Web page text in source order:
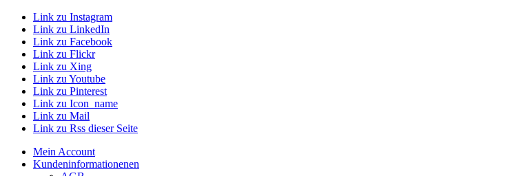
Link zu Instagram
Link zu LinkedIn
Link zu Facebook
Link zu Flickr
Link zu Xing
Link zu Youtube
Link zu Pinterest
Link zu Icon_name
Link zu Mail
Link zu Rss dieser Seite
Mein Account
Kundeninformationenen